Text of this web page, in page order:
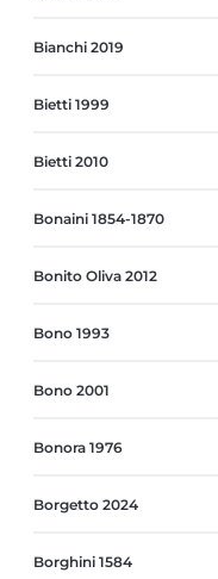
Bianchi 2019
Bietti 1999
Bietti 2010
Bonaini 1854-1870
Bonito Oliva 2012
Bono 1993
Bono 2001
Bonora 1976
Borgetto 2024
Borghini 1584